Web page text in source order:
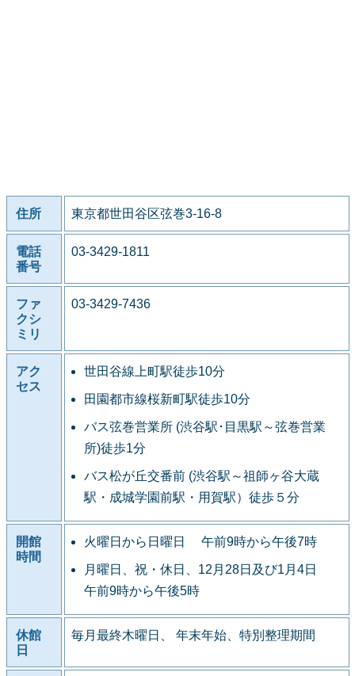
住所 東京都世田谷区弦巻3-16-8
電話
番号
03-3429-1811
ファ
クシ
ミリ
03-3429-7436
アク
セス
世田谷線上町駅徒歩10分
田園都市線桜新町駅徒歩10分
バス弦巻営業所 (渋谷駅･目黒駅～弦巻営業
所)徒歩1分
バス松が丘交番前 (渋谷駅～祖師ヶ谷大蔵
駅・成城学園前駅・用賀駅）徒歩５分
開館
時間
火曜日から日曜日 午前9時から午後7時
月曜日、祝・休日、12月28日及び1月4日
午前9時から午後5時
休館
日
毎月最終木曜日、 年末年始、特別整理期間